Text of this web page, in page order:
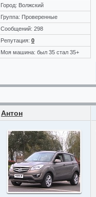
Город: Волжский
Группа: Проверенные
Сообщений: 298
Репутация: 0
Моя машина: был 35 стал 35+
Антон